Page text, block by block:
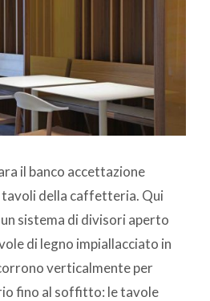
il banco accettazione
tavoli della caffetteria. Qui
sistema di divisori aperto
di legno impiallacciato in
verticalmente per
fino al soffitto: le tavole